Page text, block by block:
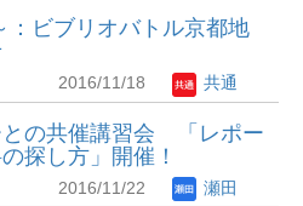
：ビブリオバトル京都地
2016/11/18 共通
との共催講習会 「レポー
探し方」開催！
2016/11/22 瀬田